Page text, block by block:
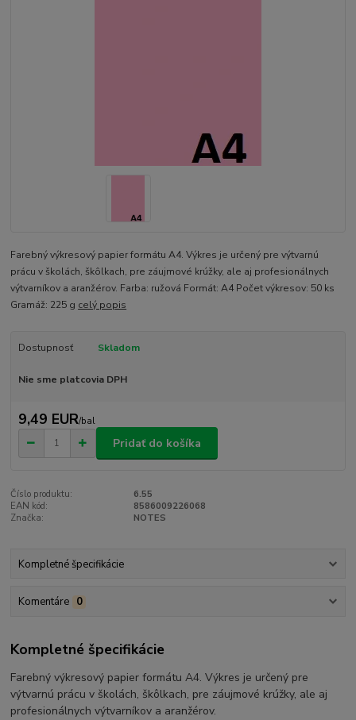
Farebný výkresový papier formátu A4. Výkres je určený pre výtvarnú
prácu v školách, škôlkach, pre záujmové krúžky, ale aj profesionálnych
výtvarníkov a aranžérov. Farba: ružová Formát: A4 Počet výkresov: 50 ks
Gramáž: 225 g celý popis
Dostupnosť Skladom
Nie sme platcovia DPH
9,49 EUR/bal
Pridať do košíka
Číslo produktu:
6.55
EAN kód:
8586009226068
Značka:
NOTES
Kompletné špecifikácie
Komentáre 0
Kompletné špecifikácie
Farebný výkresový papier formátu A4. Výkres je určený pre
výtvarnú prácu v školách, škôlkach, pre záujmové krúžky, ale aj
profesionálnych výtvarníkov a aranžérov.